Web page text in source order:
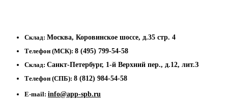
Склад: Москва, Коровинское шоссе, д.35 стр. 4
Телефон (МСК): 8 (495) 799-54-58
Склад: Санкт-Петербург, 1-й Верхний пер., д.12, лит.З
Телефон (СПБ): 8 (812) 984-54-58
E-mail: info@app-spb.ru